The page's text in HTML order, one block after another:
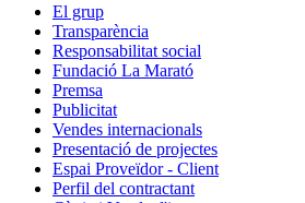
El grup
Transparència
Responsabilitat social
Fundació La Marató
Premsa
Publicitat
Vendes internacionals
Presentació de projectes
Espai Proveïdor - Client
Perfil del contractant